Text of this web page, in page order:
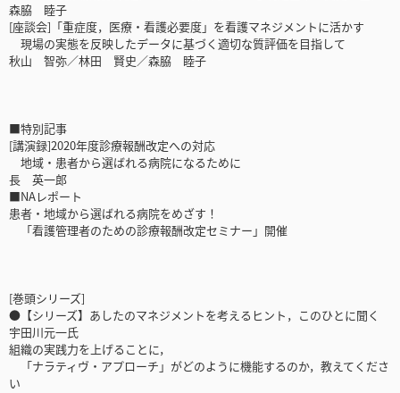
森脇 睦子
[座談会]「重症度，医療・看護必要度」を看護マネジメントに活かす
現場の実態を反映したデータに基づく適切な質評価を目指して
秋山 智弥／林田 賢史／森脇 睦子
■特別記事
[講演録]2020年度診療報酬改定への対応
地域・患者から選ばれる病院になるために
長 英一郎
■NAレポート
患者・地域から選ばれる病院をめざす！
「看護管理者のための診療報酬改定セミナー」開催
[巻頭シリーズ]
●【シリーズ】あしたのマネジメントを考えるヒント，このひとに聞く
宇田川元一氏
組織の実践力を上げることに，
「ナラティヴ・アプローチ」がどのように機能するのか，教えてくださ
い